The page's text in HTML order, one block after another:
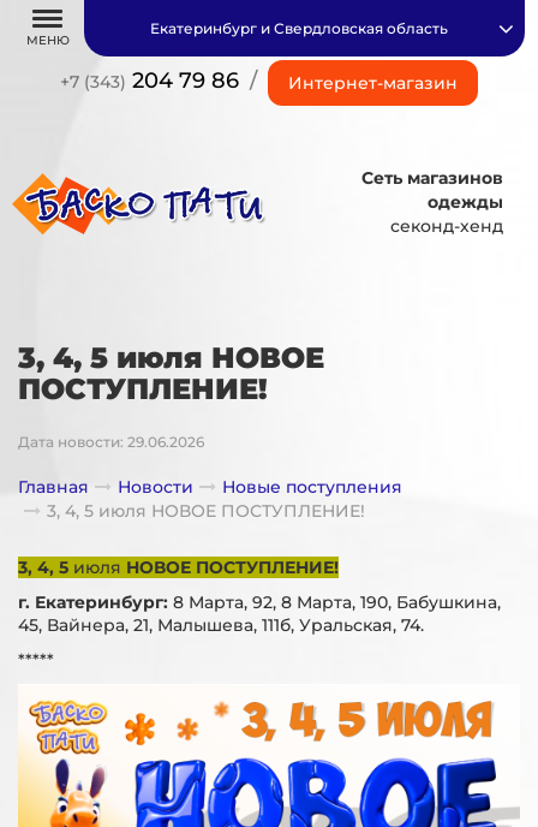
МЕНЮ
+7 (343) 204 79 86 / Интернет-магазин
Екатеринбург и Свердловская область
Сеть магазинов
одежды
секонд-хенд
3, 4, 5 июля НОВОЕ
ПОСТУПЛЕНИЕ!
Дата новости: 29.06.2026
Главная Новости
Новые поступления
3, 4, 5 июля НОВОЕ ПОСТУПЛЕНИЕ!
3, 4, 5 июля НОВОЕ ПОСТУПЛЕНИЕ!
г. Екатеринбург: 8 Марта, 92, 8 Марта, 190, Бабушкина,
45, Вайнера, 21, Малышева, 111б, Уральская, 74.
*****